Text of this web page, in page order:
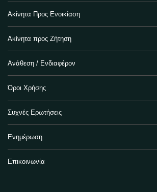
Ακίνητα Προς Ενοικίαση
Ακίνητα προς Ζήτηση
Ανάθεση / Ενδιαφέρον
Όροι Χρήσης
Συχνές Ερωτήσεις
Ενημέρωση
Επικοινωνία